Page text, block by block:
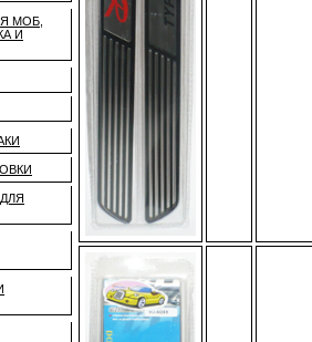
МОБ,
И